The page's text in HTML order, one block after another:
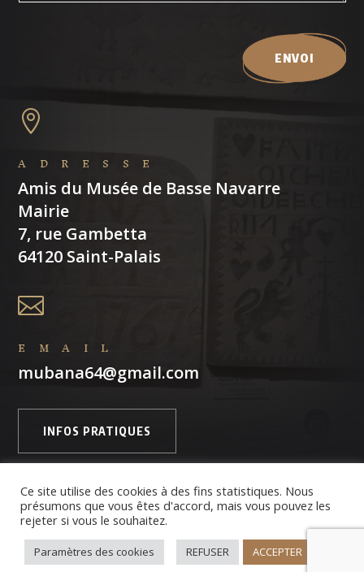
ENVOI

ADRESSE
Amis du Musée de Basse Navarre
Mairie
7, rue Gambetta
64120 Saint-Palais

EMAIL
mubana64@gmail.com
INFOS PRATIQUES
Copyright © 2026 Amis du Musée de Basse Navarre
Réalisation Isabelle LARRODÉ – Cre@Net64
Ce site utilise des cookies à des fins statistiques. Nous
présumons que vous êtes d'accord, mais vous pouvez les
rejeter si vous le souhaitez.
Paramètres des cookies REFUSER ACCEPTER